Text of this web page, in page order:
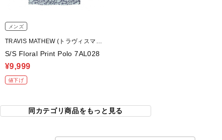
メンズ
TRAVIS MATHEW (トラヴィスマシ
ュー)
S/S Floral Print Polo 7AL028
¥9,999
値下げ
同カテゴリ商品をもっと見る